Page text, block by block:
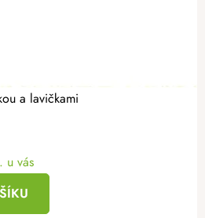
a lavičkami
u vás